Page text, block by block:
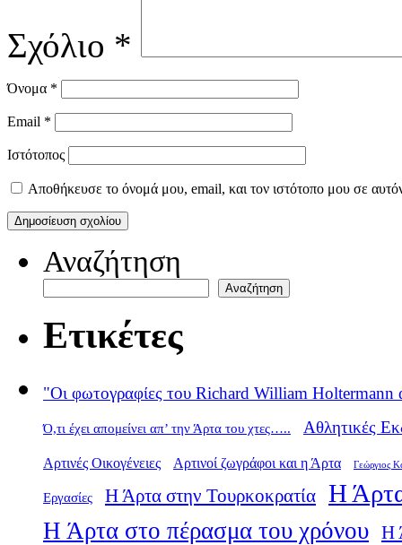
Σχόλιο *
Όνομα *
Email *
Ιστότοπος
Αποθήκευσε το όνομά μου, email, και τον ιστότοπο μου σε
Αναζήτηση
Αναζήτηση
Ετικέτες
"Οι φωτογραφίες του Richard William Holtermann
Ό,τι έχει απομείνει απ’ την Άρτα του χτες….. Αθλητικές
Αρτινές Οικογένειες Αρτινοί ζωγράφοι και η Άρτα Γεώργιος
Εργασίες Η Άρτα στην Τουρκοκρατία Η
Η Άρτα στο πέρασμα του χρόνου Η